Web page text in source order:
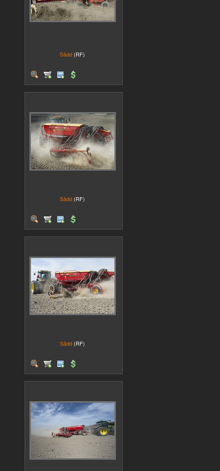
Sådd (RF)
Sådd (RF)
Sådd (RF)